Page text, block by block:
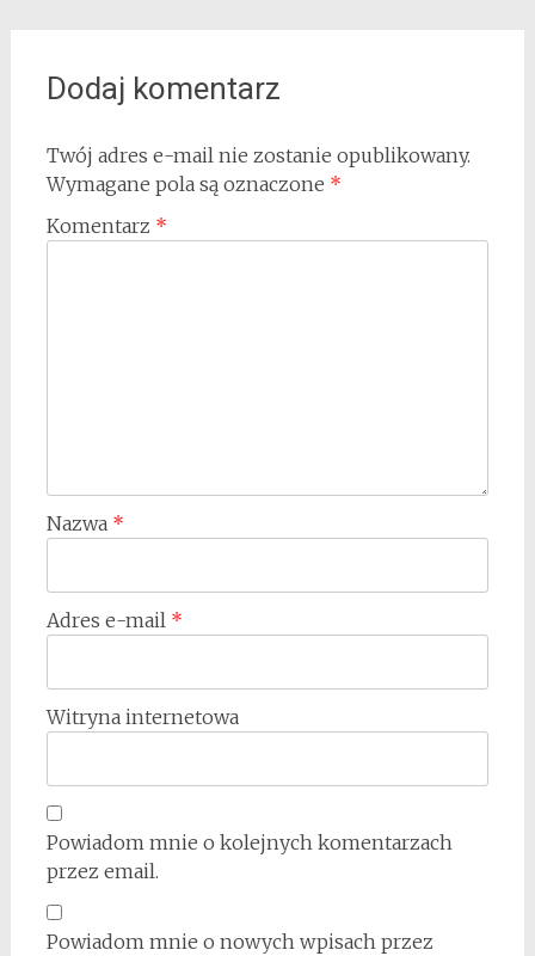
Dodaj komentarz
Twój adres e-mail nie zostanie opublikowany.
Wymagane pola są oznaczone *
Komentarz *
Nazwa *
Adres e-mail *
Witryna internetowa
Powiadom mnie o kolejnych komentarzach
przez email.
Powiadom mnie o nowych wpisach przez